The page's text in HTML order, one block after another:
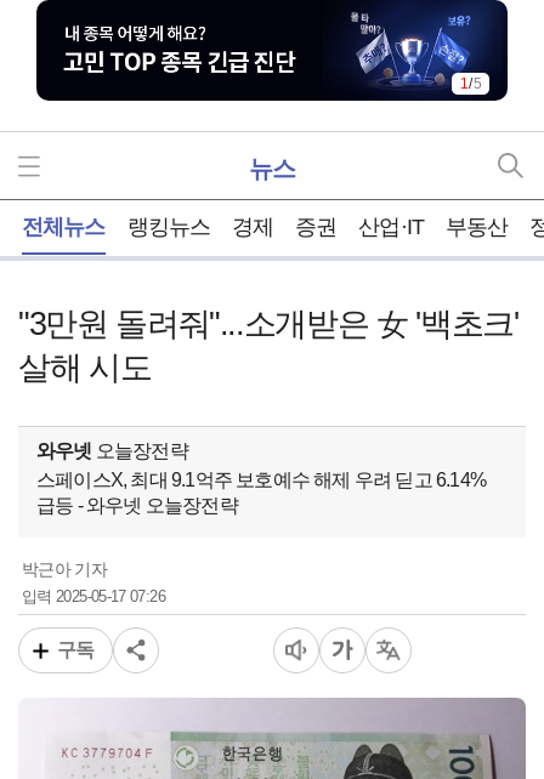
1/5
뉴스
전체뉴스 랭킹뉴스 경제 증권 산업·IT 부동산
"3만원 돌려줘"...소개받은 女 '백초크'
살해 시도
와우넷 오늘장전략
스페이스X, 최대 9.1억주 보호예수 해제 우려 딛고 6.14%
급등 - 와우넷 오늘장전략
박근아 기자
입력2025-05-17 07:26
구독